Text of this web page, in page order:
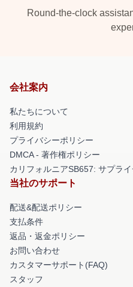
Round-the-clock
会社案内
私たちについて
利用規約
プライバシーポリシー
DMCA - 著作権ポリシー
カリフォルニアSB657: サプラ
当社のサポート
配送&配送ポリシー
支払条件
返品・返金ポリシー
お問い合わせ
カスタマーサポート(FAQ)
スタッフ